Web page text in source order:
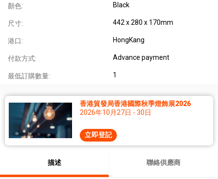
顏色: Black
尺寸: 442 x 280 x 170mm
港口: HongKang
付款方式: Advance payment
最低訂購數量: 1
香港貿發局香港國際秋季燈飾展2026
2026年10月27日 - 30日
立即登記
描述 聯絡供應商